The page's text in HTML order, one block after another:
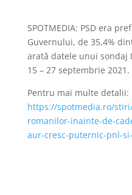
SPOTMEDIA: PSD era
Guvernului, de 35,4%
arată datele unui sondaj
15 – 27 septembrie 2021.
Pentru mai multe detalii:
https://spotmedia.ro/
romanilor-inainte-de-
aur-cresc-puternic-pnl-